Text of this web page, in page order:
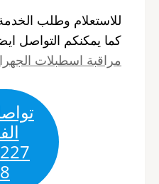
للاستعلام وطلب
كما يمكنكم التواصل
مراقبة اسطبلات